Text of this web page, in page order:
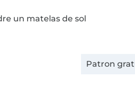
un matelas de sol
Patron